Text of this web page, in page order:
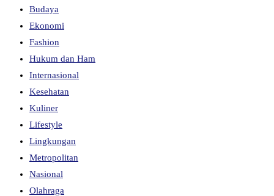
Budaya
Ekonomi
Fashion
Hukum dan Ham
Internasional
Kesehatan
Kuliner
Lifestyle
Lingkungan
Metropolitan
Nasional
Olahraga